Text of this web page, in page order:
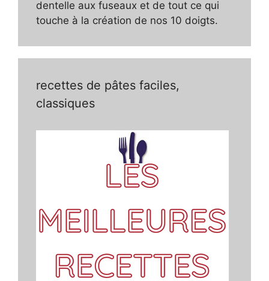
dentelle aux fuseaux et de tout ce qui
touche à la création de nos 10 doigts.
recettes de pâtes faciles,
classiques